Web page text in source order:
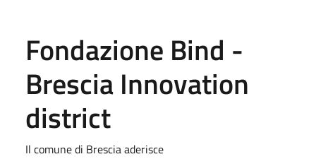
Fondazione Bind -
Brescia Innovation
district
Il comune di Brescia aderisce